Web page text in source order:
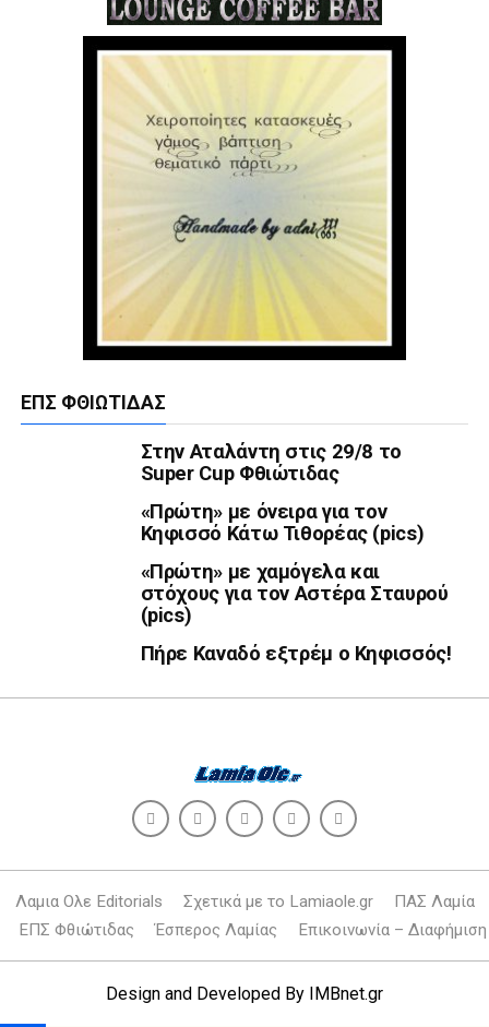
ΕΠΣ ΦΘΙΏΤΙΔΑΣ
Στην Αταλάντη στις 29/8 το
Super Cup Φθιώτιδας
«Πρώτη» με όνειρα για τον
Κηφισσό Κάτω Τιθορέας (pics)
«Πρώτη» με χαμόγελα και
στόχους για τον Αστέρα Σταυρού
(pics)
Πήρε Καναδό εξτρέμ ο Κηφισσός!
Λαμια Ολε Editorials Σχετικά με το Lamiaole.gr
ΠΑΣ Λαμία
ΕΠΣ Φθιώτιδας
Έσπερος Λαμίας Επικοινωνία – Διαφήμιση
Design and Developed By IMBnet.gr